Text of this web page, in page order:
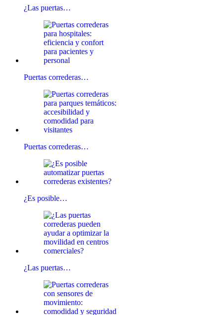
¿Las puertas…
Puertas correderas…
Puertas correderas…
¿Es posible…
¿Las puertas…